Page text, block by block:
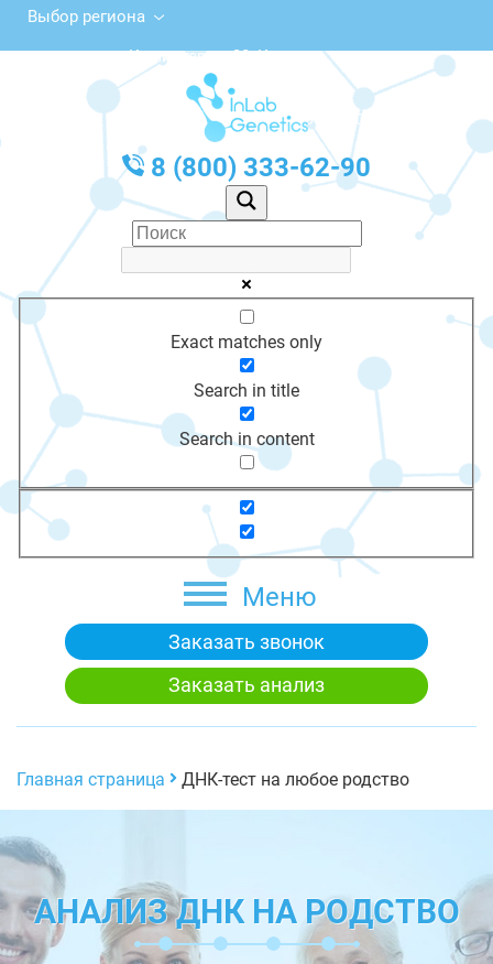
Выбор региона
ул. Коминтерна, 38, Калязин
с 10:00 до 20:00
График работы: Пн-Пт с 10:00 до 20:00
8 (800) 333-62-90
Exact matches only
Search in title
Search in content
Меню
Заказать звонок
Заказать анализ
Главная страница ДНК-тест на любое родство
АНАЛИЗ ДНК НА РОДСТВО